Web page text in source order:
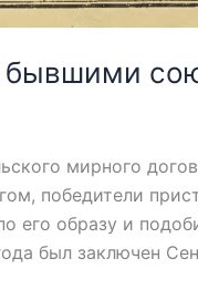
мирного
победители
его образу и
был заключен